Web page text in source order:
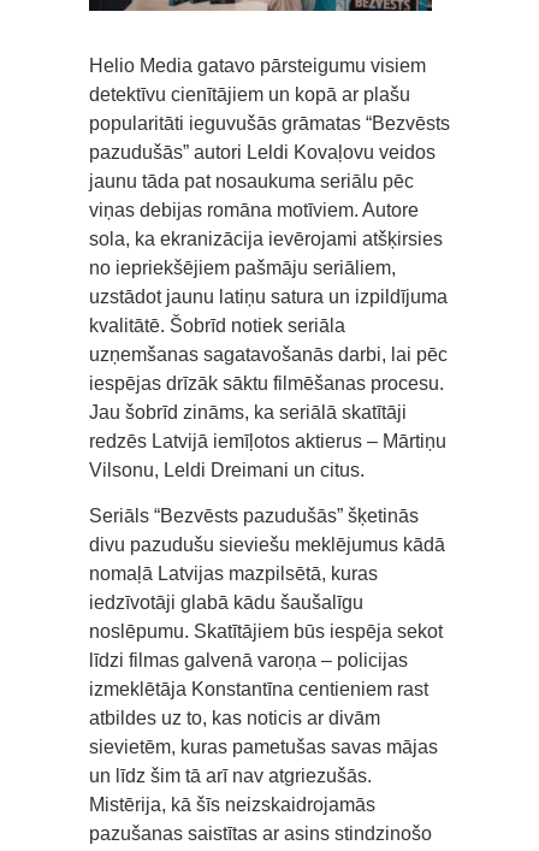
Helio Media gatavo pārsteigumu visiem
detektīvu cienītājiem un kopā ar plašu
popularitāti ieguvušās grāmatas “Bezvēsts
pazudušās” autori Leldi Kovaļovu veidos
jaunu tāda pat nosaukuma seriālu pēc
viņas debijas romāna motīviem. Autore
sola, ka ekranizācija ievērojami atšķirsies
no iepriekšējiem pašmāju seriāliem,
uzstādot jaunu latiņu satura un izpildījuma
kvalitātē. Šobrīd notiek seriāla
uzņemšanas sagatavošanās darbi, lai pēc
iespējas drīzāk sāktu filmēšanas procesu.
Jau šobrīd zināms, ka seriālā skatītāji
redzēs Latvijā iemīļotos aktierus – Mārtiņu
Vilsonu, Leldi Dreimani un citus.
Seriāls “Bezvēsts pazudušās” šķetinās
divu pazudušu sieviešu meklējumus kādā
nomaļā Latvijas mazpilsētā, kuras
iedzīvotāji glabā kādu šaušalīgu
noslēpumu. Skatītājiem būs iespēja sekot
līdzi filmas galvenā varoņa – policijas
izmeklētāja Konstantīna centieniem rast
atbildes uz to, kas noticis ar divām
sievietēm, kuras pametušas savas mājas
un līdz šim tā arī nav atgriezušās.
Mistērija, kā šīs neizskaidrojamās
pazušanas saistītas ar asins stindzinošo